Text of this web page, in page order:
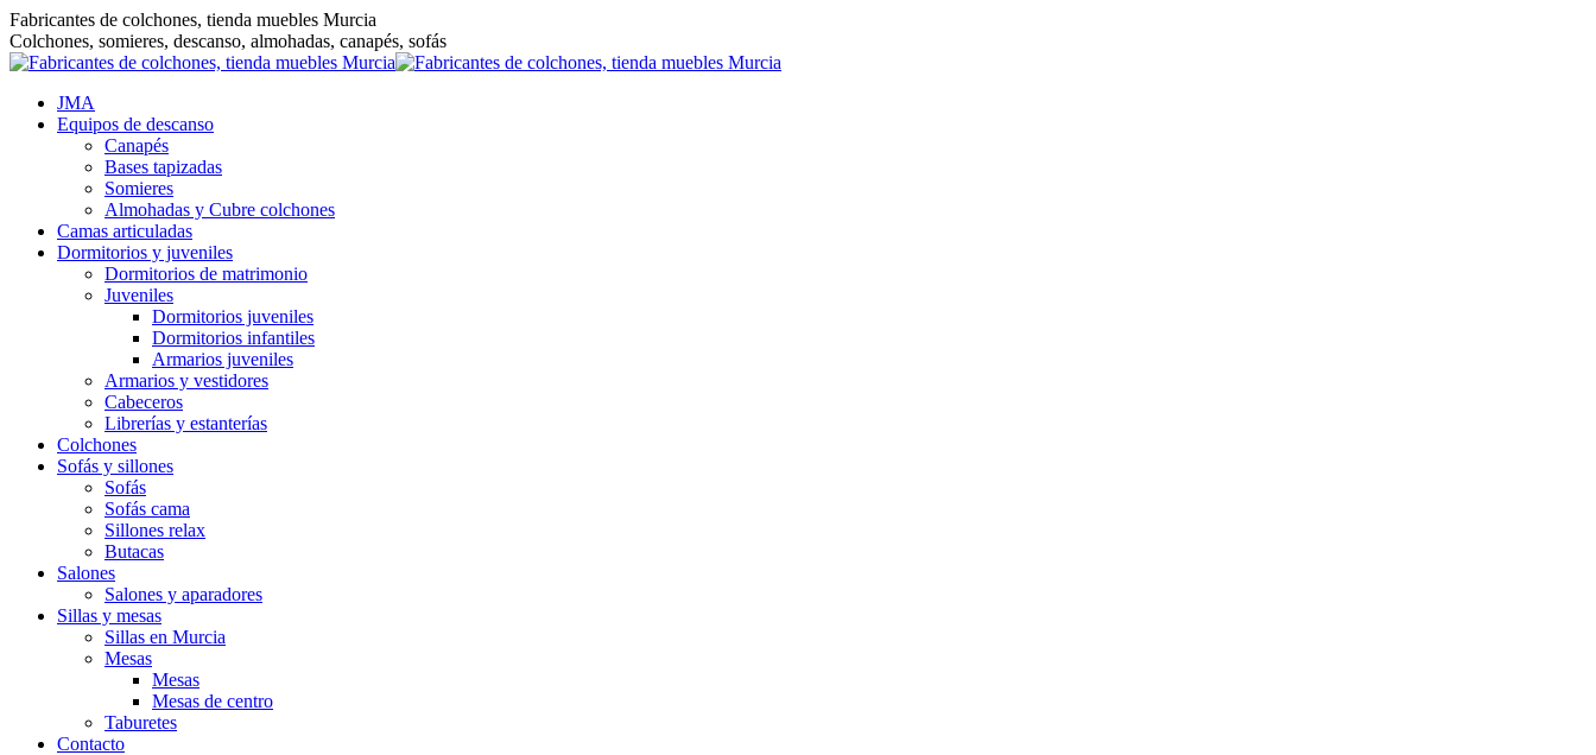
Saltar
al
contenido
Fabricantes de colchones, tienda muebles Murcia
Colchones, somieres, descanso, almohadas, canapés, sofás
JMA
Equipos de descanso
Canapés
Bases tapizadas
Somieres
Almohadas y Cubre colchones
Camas articuladas
Dormitorios y juveniles
Dormitorios de matrimonio
Juveniles
Dormitorios juveniles
Dormitorios infantiles
Armarios juveniles
Armarios y vestidores
Cabeceros
Librerías y estanterías
Colchones
Sofás y sillones
Sofás
Sofás cama
Sillones relax
Butacas
Salones
Salones y aparadores
Sillas y mesas
Sillas en Murcia
Mesas
Mesas
Mesas de centro
Taburetes
Contacto